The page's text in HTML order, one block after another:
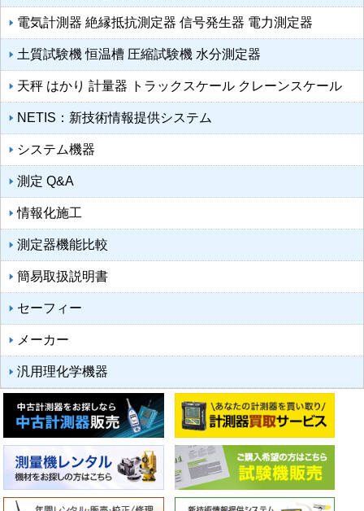
電気計測器 絶縁抵抗測定器 信号発生器 電力測定器
土質試験機 恒温槽 圧縮試験機 水分測定器
天秤 はかり 計量器 トラックスケール クレーンスケール
NETIS：新技術情報提供システム
システム機器
測定 Q&A
情報化施工
測定器機能比較
簡易取扱説明書
セーフィー
メーカー
汎用理化学機器